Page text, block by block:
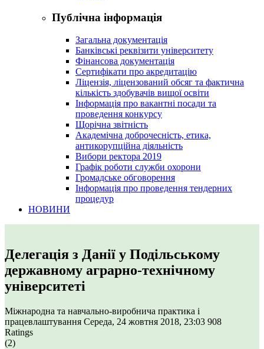
Публічна інформація
Загальна документація
Банківські реквізити університету
Фінансова документація
Сертифікати про акредитацію
Ліцензія, ліцензований обсяг та фактична
кількість здобувачів вищої освіти
Інформація про вакантні посади та
проведення конкурсу
Щорічна звітність
Академічна доброчесність, етика,
антикорупційна діяльність
Вибори ректора 2019
Графік роботи служби охорони
Громадське обговорення
Інформація про проведення тендерних
процедур
НОВИНИ
Делегація з Данії у Подільському
державному аграрно-технічному
університеті
Міжнародна та навчально-виробнича практика і
працевлаштування Середа, 24 жовтня 2018, 23:03 908
Ratings
(2)